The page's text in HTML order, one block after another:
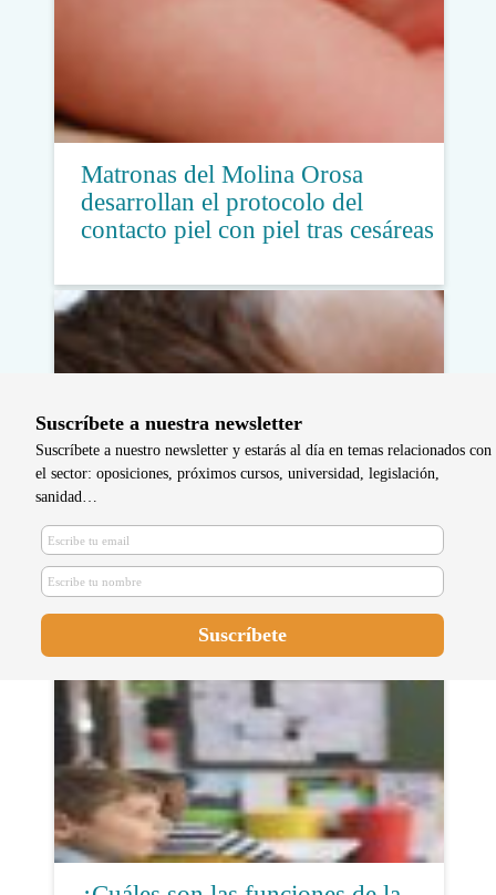
Matronas del Molina Orosa
desarrollan el protocolo del
contacto piel con piel tras cesáreas
Una matrona imparte formación
sobre el fomento de la lactancia
materna
Suscríbete a nuestra newsletter
Suscríbete a nuestro newsletter y estarás al día en temas relacionados con
el sector: oposiciones, próximos cursos, universidad, legislación,
sanidad…